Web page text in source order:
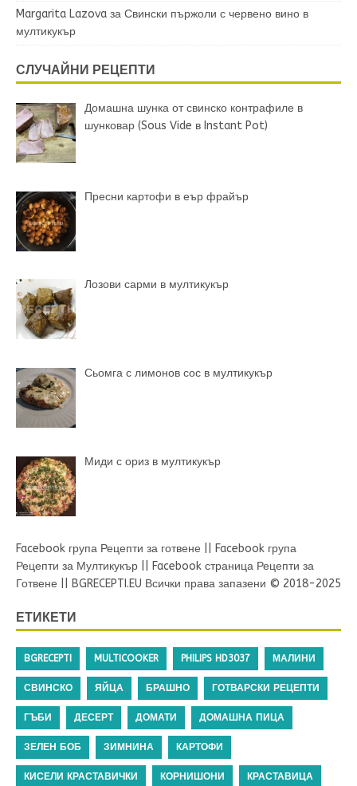
Margarita Lazova за Свински пържоли с червено вино в
мултикукър
СЛУЧАЙНИ РЕЦЕПТИ
Домашна шунка от свинско контрафиле в
шунковар (Sous Vide в Instant Pot)
Пресни картофи в еър фрайър
Лозови сарми в мултикукър
Сьомга с лимонов сос в мултикукър
Миди с ориз в мултикукър
Facebook група Рецепти за готвене
Facebook група
Рецепти за Мултикукър
Facebook страница Рецепти за
Готвене
BGRECEPTI.EU Всички права запазени © 2018-2025
ЕТИКЕТИ
BGRECEPTI MULTICOOKER PHILIPS HD3037 МАЛИНИ
СВИНСКО ЯЙЦА БРАШНО ГОТВАРСКИ РЕЦЕПТИ
ГЪБИ ДЕСЕРТ ДОМАТИ ДОМАШНА ПИЦА
ЗЕЛЕН БОБ ЗИМНИНА КАРТОФИ
КИСЕЛИ КРАСТАВИЧКИ КОРНИШОНИ КРАСТАВИЦА